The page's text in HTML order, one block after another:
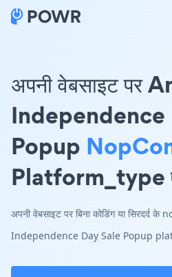
अपनी वेबसाइट पर
Independence
Popup
Platform_type
अपनी वेबसाइट पर बिना कोडिंग या सिरदर्द
Independence Day Sale Popup